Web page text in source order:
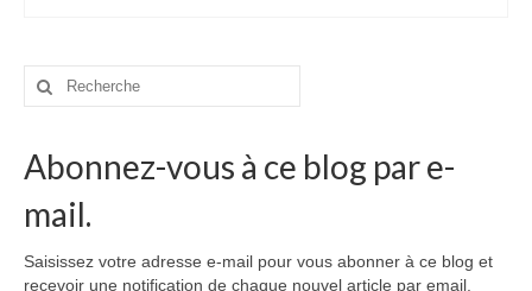
Rechercher
Abonnez-vous à ce blog par e-
mail.
Saisissez votre adresse e-mail pour vous abonner à ce blog et
recevoir une notification de chaque nouvel article par email.